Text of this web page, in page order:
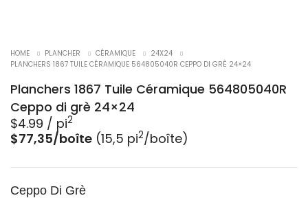
HOME PLANCHER CÉRAMIQUE
24X24
PLANCHERS 1867 TUILE CÉRAMIQUE 564805040R CEPPO DI GRÈ 24×24
Planchers 1867 Tuile Céramique 564805040R
Ceppo di grè 24×24
$4.99 / pi2
$77,35/boîte (15,5 pi2/boîte)
Ceppo Di Grè